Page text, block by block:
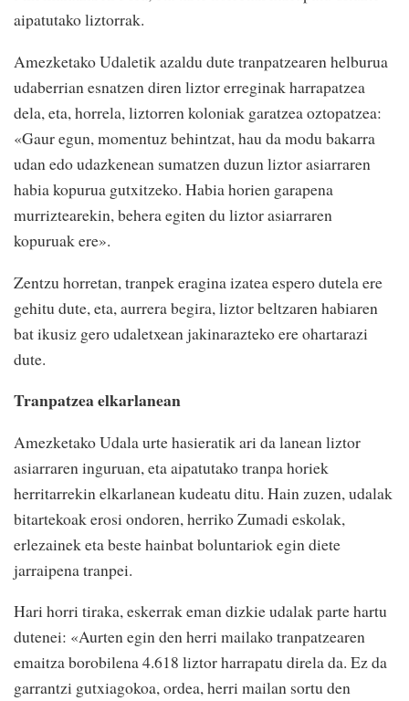
aipatutako liztorrak.
Amezketako Udaletik azaldu dute tranpatzearen helburua
udaberrian esnatzen diren liztor erreginak harrapatzea
dela, eta, horrela, liztorren koloniak garatzea oztopatzea:
«Gaur egun, momentuz behintzat, hau da modu bakarra
udan edo udazkenean sumatzen duzun liztor asiarraren
habia kopurua gutxitzeko. Habia horien garapena
murriztearekin, behera egiten du liztor asiarraren
kopuruak ere».
Zentzu horretan, tranpek eragina izatea espero dutela ere
gehitu dute, eta, aurrera begira, liztor beltzaren habiaren
bat ikusiz gero udaletxean jakinarazteko ere ohartarazi
dute.
Tranpatzea elkarlanean
Amezketako Udala urte hasieratik ari da lanean liztor
asiarraren inguruan, eta aipatutako tranpa horiek
herritarrekin elkarlanean kudeatu ditu. Hain zuzen, udalak
bitartekoak erosi ondoren, herriko Zumadi eskolak,
erlezainek eta beste hainbat boluntariok egin diete
jarraipena tranpei.
Hari horri tiraka, eskerrak eman dizkie udalak parte hartu
dutenei: «Aurten egin den herri mailako tranpatzearen
emaitza borobilena 4.618 liztor harrapatu direla da. Ez da
garrantzi gutxiagokoa, ordea, herri mailan sortu den